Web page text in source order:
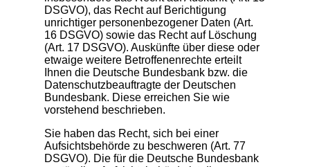
DSGVO), das Recht auf Berichtigung
unrichtiger personenbezogener Daten (Art.
16 DSGVO) sowie das Recht auf Löschung
(Art. 17 DSGVO). Auskünfte über diese oder
etwaige weitere Betroffenenrechte erteilt
Ihnen die Deutsche Bundesbank bzw. die
Datenschutzbeauftragte der Deutschen
Bundesbank. Diese erreichen Sie wie
vorstehend beschrieben.
Sie haben das Recht, sich bei einer
Aufsichtsbehörde zu beschweren (Art. 77
DSGVO). Die für die Deutsche Bundesbank